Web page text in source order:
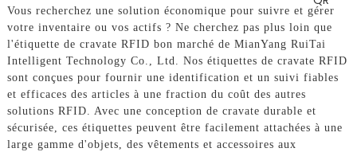
Vous recherchez une solution économique pour suivre et gérer
votre inventaire ou vos actifs ? Ne cherchez pas plus loin que
l'étiquette de cravate RFID bon marché de MianYang RuiTai
Intelligent Technology Co., Ltd. Nos étiquettes de cravate RFID
sont conçues pour fournir une identification et un suivi fiables
et efficaces des articles à une fraction du coût des autres
solutions RFID. Avec une conception de cravate durable et
sécurisée, ces étiquettes peuvent être facilement attachées à une
large gamme d'objets, des vêtements et accessoires aux